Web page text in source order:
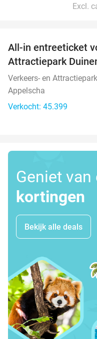
Excl.
All-in entreeticket
Attractiepark
Verkeers- en
Appelscha
Verkocht: 45.399
Geniet van
kortingen
Bekijk alle deals